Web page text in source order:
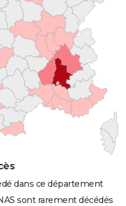
dans ce département
sont rarement décédés